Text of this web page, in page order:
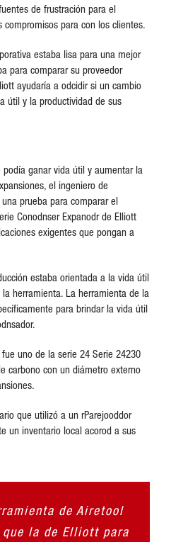
de frustración para el
para con los clientes.
estaba lisa para una mejor
para comparar su proveedor
ayudaría a odcidir si un cambio
útil y la productividad de sus
ganar vida útil y aumentar la
el ingeniero de
prueba para comparar el
Conodnser Expanodr de Elliott
exigentes que pongan a
estaba orientada a la vida útil
herramienta. La herramienta de la
para brindar la vida útil
uno de la serie 24 Serie 24230
carbono con un diámetro externo
que utilizó a un rParejooddor
un inventario local acorod a sus
de Airetool
que la de Elliott para